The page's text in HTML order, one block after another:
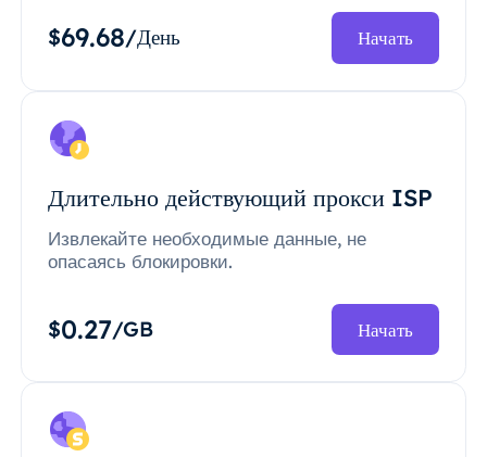
$69.68/День Начать
Длительно действующий прокси ISP
Извлекайте необходимые данные, не
опасаясь блокировки.
$0.27/GB Начать